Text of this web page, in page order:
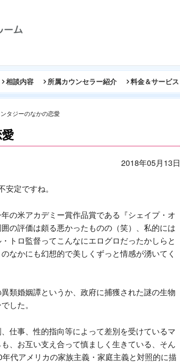
相談内容 所属カウンセラー紹介 料金＆サービス
タジーのなかの恋愛
2018年05月13日
定ですね。
の米アカデミー賞作品賞である『シェイプ・オ
の評価は頗る悪かったものの（笑）、私的には
トロ監督ってこんなにエログロだったかしらと
なかにも幻想的で美しくずっと情感が湧いてく
類婚姻譚というか、政府に捕獲された謎の生物
した。
仕事、性的指向等によって差別を受けているマ
、お互い支え合って慎ましく生きている、そん
代アメリカの家族主義・家庭主義と対照的に描